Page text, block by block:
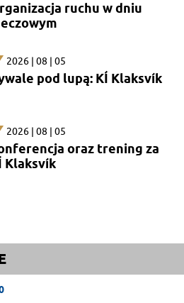
ruchu w dniu
2026 | 08 | 05
pod lupą: KÍ Klaksvík
2026 | 08 | 05
oraz trening za
Klaksvík